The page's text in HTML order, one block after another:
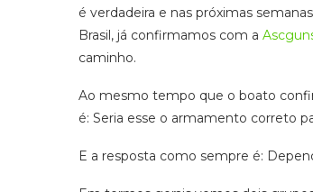
é verdadeira e nas próximas
Brasil, já confirmamos com a
caminho.
Ao mesmo tempo que o boato
é: Seria esse o armamento correto
E a resposta como sempre é: